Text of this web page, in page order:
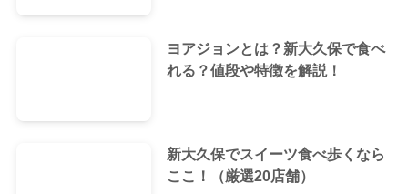
ヨアジョンとは？新大久保で食べ
れる？値段や特徴を解説！
新大久保でスイーツ食べ歩くなら
ここ！（厳選20店舗）